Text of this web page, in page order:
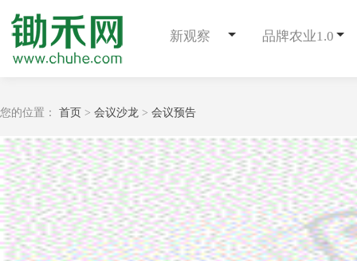
新观察 品牌农业1.0
您的位置： 首页 > 会议沙龙 > 会议预告